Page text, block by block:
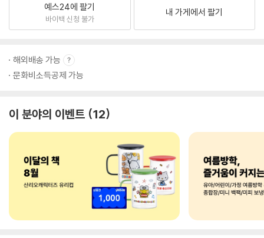
예스24에 팔기
바이백 신청 불가
내 가게에서 팔기
해외배송 가능
문화비소득공제 가능
이 분야의 이벤트 12